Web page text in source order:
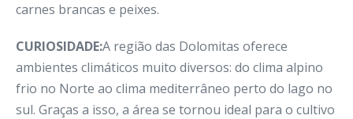
carnes brancas e peixes.
CURIOSIDADE:A região das Dolomitas oferece
ambientes climáticos muito diversos: do clima alpino
frio no Norte ao clima mediterrâneo perto do lago no
sul. Graças a isso, a área se tornou ideal para o cultivo